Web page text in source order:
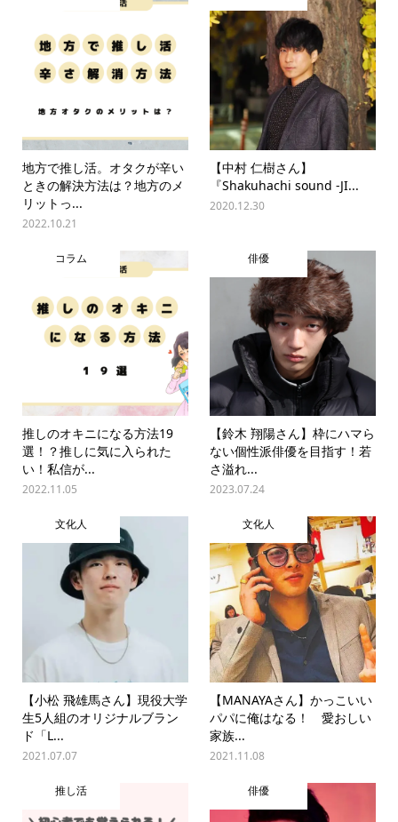
地方で推し活。オタクが辛い
ときの解決方法は？地方のメ
リットっ...
2022.10.21
【中村 仁樹さん】
『Shakuhachi sound -JI...
2020.12.30
コラム
推しのオキニになる方法19
選！？推しに気に入られた
い！私信が...
2022.11.05
俳優
【鈴木 翔陽さん】枠にハマら
ない個性派俳優を目指す！若
さ溢れ...
2023.07.24
文化人
【小松 飛雄馬さん】現役大学
生5人組のオリジナルブラン
ド「L...
2021.07.07
文化人
【MANAYAさん】かっこいい
パパに俺はなる！ 愛おしい
家族...
2021.11.08
推し活 俳優